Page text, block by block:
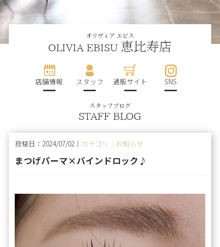
オリヴィア エビス
OLIVIA EBISU 恵比寿店
店舗情報 スタッフ 通販サイト SNS
スタッフブログ
STAFF BLOG
投稿日：2024/07/02｜ カテゴリ：お知らせ
まつげパーマ×バインドロック♪